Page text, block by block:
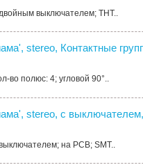
выключателем; THT..
stereo, Контактные
во полюс: 4; угловой 90°..
stereo, с
на PCB; SMT..